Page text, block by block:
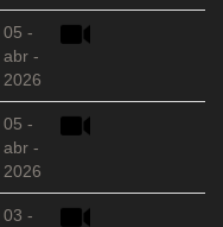
05 -
abr -
2026
05 -
abr -
2026
03 -